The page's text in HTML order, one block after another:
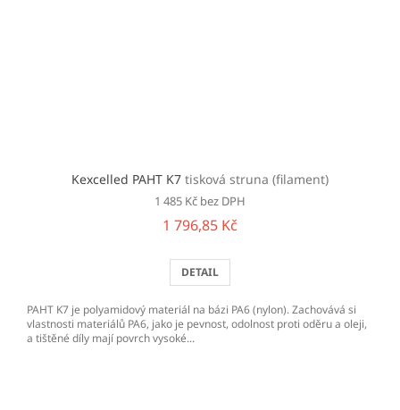
Kexcelled PAHT K7 tisková struna (filament)
1 485 Kč bez DPH
1 796,85 Kč
DETAIL
PAHT K7 je polyamidový materiál na bázi PA6 (nylon). Zachovává si
vlastnosti materiálů PA6, jako je pevnost, odolnost proti oděru a oleji,
a tištěné díly mají povrch vysoké...